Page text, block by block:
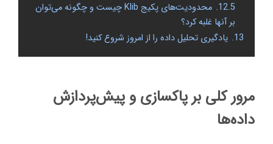
12.5.
محدودیت‌های پکیج Klib چیست و چگونه می‌توان
بر آنها غلبه کرد؟
13. یادگیری تحلیل داده را از امروز شروع کنید!
مرور کلی بر پاکسازی و پیش‌پردازش
داده‌ها